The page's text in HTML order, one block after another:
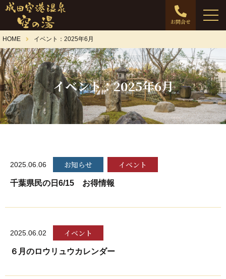
お問合せ
HOME イベント：2025年6月
イベント：2025年6月
2025.06.06 お知らせ イベント
千葉県民の日6/15 お得情報
2025.06.02 イベント
６月のロウリュウカレンダー